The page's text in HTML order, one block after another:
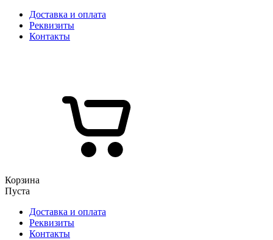
Доставка и оплата
Реквизиты
Контакты
Корзина
Пуста
Доставка и оплата
Реквизиты
Контакты